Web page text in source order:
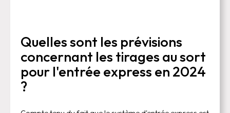
Quelles sont les prévisions
concernant les tirages au sort
pour l'entrée express en 2024
?